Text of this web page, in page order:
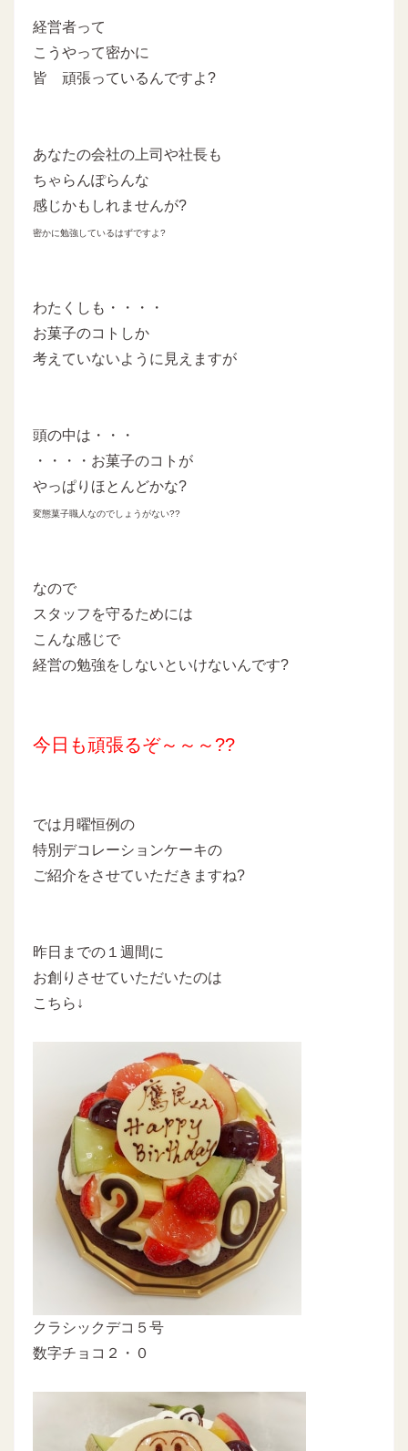
経営者って
こうやって密かに
皆 頑張っているんですよ?
あなたの会社の上司や社長も
ちゃらんぽらんな
感じかもしれませんが?
密かに勉強しているはずですよ?
わたくしも・・・・
お菓子のコトしか
考えていないように見えますが
頭の中は・・・
・・・・お菓子のコトが
やっぱりほとんどかな?
変態菓子職人なのでしょうがない??
なので
スタッフを守るためには
こんな感じで
経営の勉強をしないといけないんです?
今日も頑張るぞ～～～??
では月曜恒例の
特別デコレーションケーキの
ご紹介をさせていただきますね?
昨日までの１週間に
お創りさせていただいたのは
こちら↓
クラシックデコ５号
数字チョコ２・０